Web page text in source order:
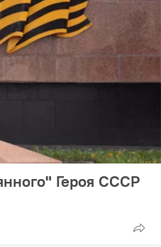
Героя СССР